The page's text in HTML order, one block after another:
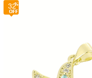
32